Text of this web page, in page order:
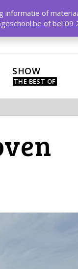
SHOW
informatie of
of bel 09